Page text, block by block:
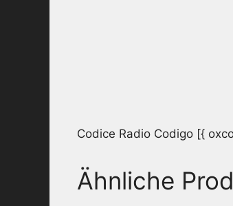
Codice Radio Codigo [{
Ähnliche